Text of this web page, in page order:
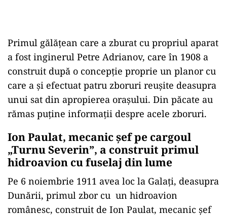
Primul gălăţean care a zburat cu propriul aparat
a fost inginerul Petre Adrianov, care în 1908 a
construit după o concepţie proprie un planor cu
care a şi efectuat patru zboruri reuşite deasupra
unui sat din apropierea oraşului. Din păcate au
rămas puține informații despre acele zboruri.
Ion Paulat, mecanic șef pe cargoul
„Turnu Severin”, a construit primul
hidroavion cu fuselaj din lume
Pe 6 noiembrie 1911 avea loc la Galați, deasupra
Dunării, primul zbor cu un hidroavion
românesc, construit de Ion Paulat, mecanic șef